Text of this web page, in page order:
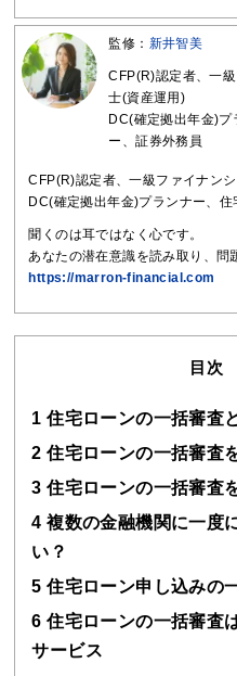
監修： 新井智美
CFP(R)認定者、一
士(資産運用)
DC(確定拠出年金)プ
ー、証券外務員
CFP(R)認定者、一級ファイナン
DC(確定拠出年金)プランナー、
聞くのは耳ではなく心です。
あなたの潜在意識を読み取り、問
https://marron-financial.com
目次
1 住宅ローンの一括審査
2 住宅ローンの一括審査
3 住宅ローンの一括審査
4 複数の金融機関に一度
い？
5 住宅ローン申し込みの
6 住宅ローンの一括審査
サービス